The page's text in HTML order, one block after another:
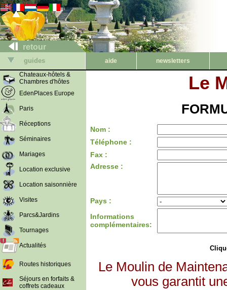
retour
guides aide
newsletters
Chateaux-hôtels &
Chambres d'hôtes
EdenPlaces Europe
Paris
Réceptions
Séminaires
Mariages
Location exclusive
Location saisonnière
Visites
Parcs&Jardins
Tournages
Actualités
Routes historiques
Séjours en forfaits &
coffrets cadeaux
Le
Nom :
Téléphone :
Fax :
Adresse :
Pays :
Informations
complémentaires:
Le Moulin de
vous garantit